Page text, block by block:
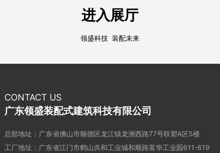
进入展厅
领盛科技 装配未来
CONTACT US
广东领盛装配式建筑科技有限公司
总部地址：广东省佛山市顺德区龙江镇龙洲西路77号联塑A区5楼
工厂地址：广东省江门市鹤山共和工业城和顺路富华工业园611-619